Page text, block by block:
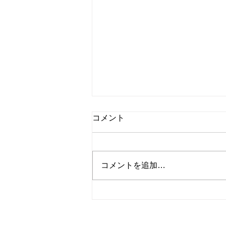
コメント
コメントを追加…